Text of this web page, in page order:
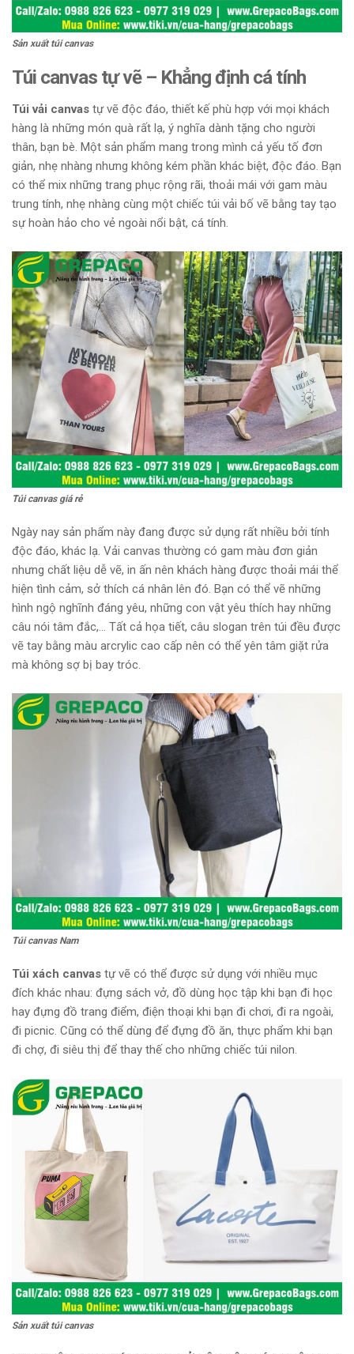
Sản xuất túi canvas
Túi canvas tự vẽ – Khẳng định cá tính
Túi vải canvas tự vẽ độc đáo, thiết kế phù hợp với mọi khách
hàng là những món quà rất lạ, ý nghĩa dành tặng cho người
thân, bạn bè. Một sản phẩm mang trong mình cả yếu tố đơn
giản, nhẹ nhàng nhưng không kém phần khác biệt, độc đáo. Bạn
có thể mix những trang phục rộng rãi, thoải mái với gam màu
trung tính, nhẹ nhàng cùng một chiếc túi vải bố vẽ bằng tay tạo
sự hoàn hảo cho vẻ ngoài nổi bật, cá tính.
Túi canvas giá rẻ
Ngày nay sản phẩm này đang được sử dụng rất nhiều bởi tính
độc đáo, khác lạ. Vải canvas thường có gam màu đơn giản
nhưng chất liệu dễ vẽ, in ấn nên khách hàng được thoải mái thể
hiện tình cảm, sở thích cá nhân lên đó. Bạn có thể vẽ những
hình ngộ nghĩnh đáng yêu, những con vật yêu thích hay những
câu nói tâm đắc,… Tất cả họa tiết, câu slogan trên túi đều được
vẽ tay bằng màu arcrylic cao cấp nên có thể yên tâm giặt rửa
mà không sợ bị bay tróc.
Túi canvas Nam
Túi xách canvas tự vẽ có thể được sử dụng với nhiều mục
đích khác nhau: đựng sách vở, đồ dùng học tập khi bạn đi học
hay đựng đồ trang điểm, điện thoại khi bạn đi chơi, đi ra ngoài,
đi picnic. Cũng có thể dùng để đựng đồ ăn, thực phẩm khi bạn
đi chợ, đi siêu thị để thay thế cho những chiếc túi nilon.
Sản xuất túi canvas